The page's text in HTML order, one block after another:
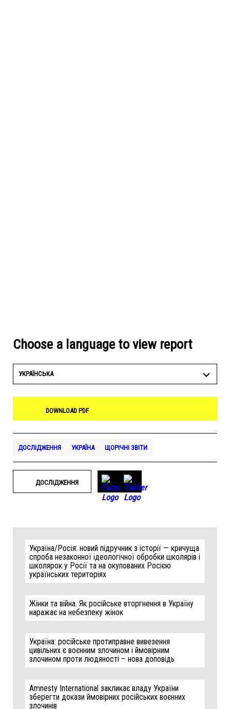
Choose a language to view report
УКРАЇНСЬКА
DOWNLOAD PDF
ДОСЛІДЖЕННЯ УКРАЇНА ЩОРІЧНІ ЗВІТИ
ДОСЛІДЖЕННЯ
Україна/Росія: новий підручник з історії — кричуща
спроба незаконної ідеологічної обробки школярів і
школярок у Росії та на окупованих Росією
українських територіях
Жінки та війна. Як російське вторгнення в Україну
наражає на небезпеку жінок
Україна: російське протиправне вивезення
цивільних є воєнним злочином і ймовірним
злочином проти людяності – нова доповідь
Amnesty International закликає владу України
зберегти докази ймовірних російських воєнних
злочинів